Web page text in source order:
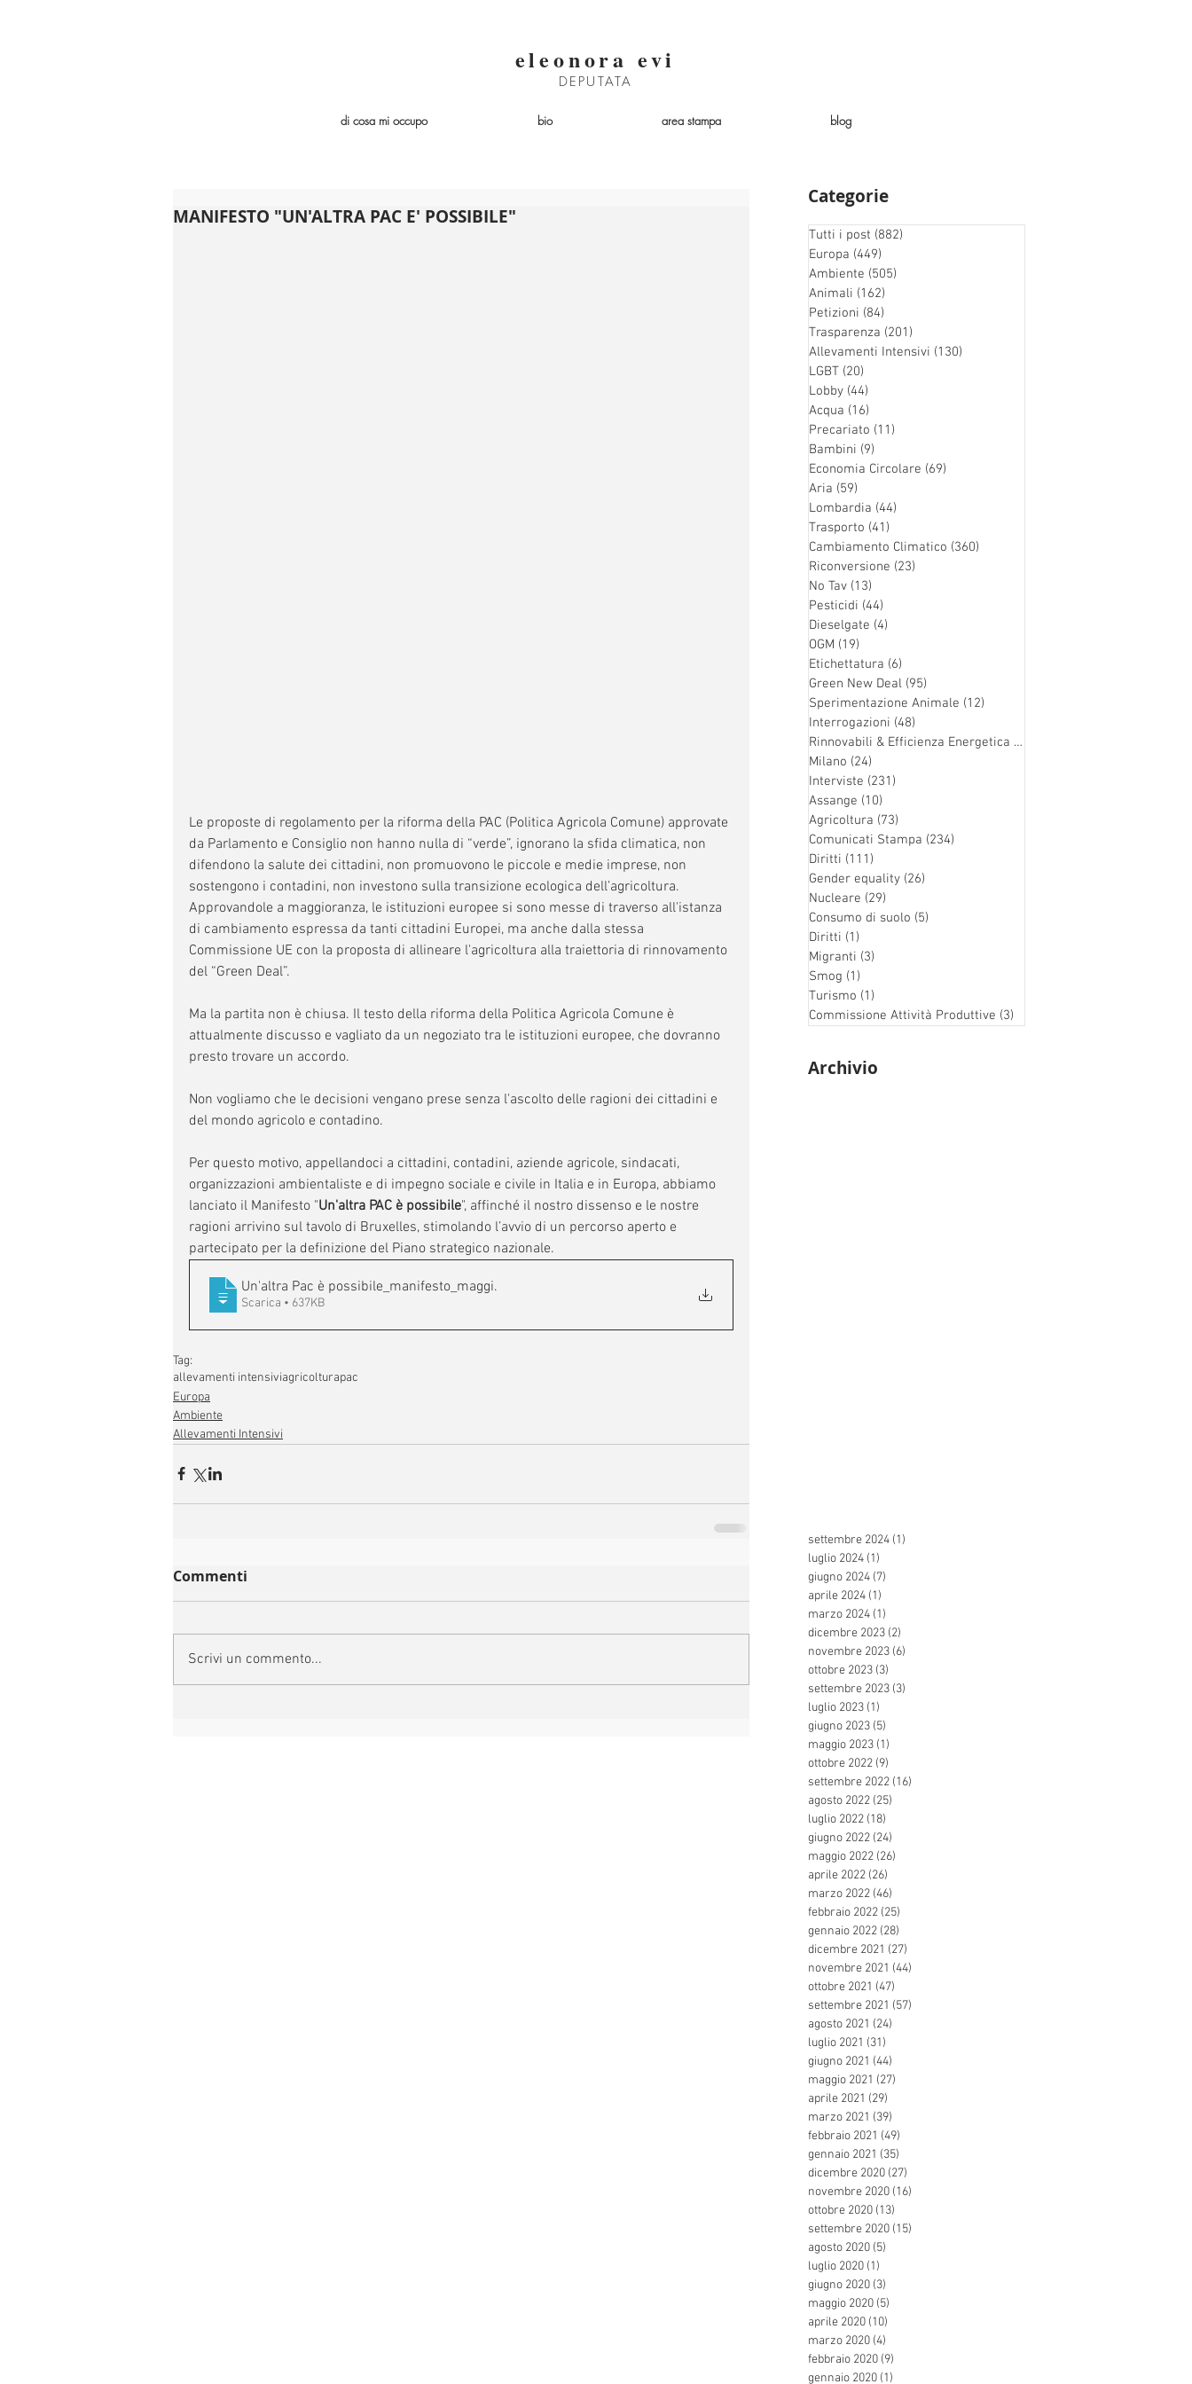
eleonora evi
DEPUTATA
di cosa mi occupo bio area stampa blog
MANIFESTO "UN'ALTRA PAC E' POSSIBILE"
Le proposte di regolamento per la riforma della PAC (Politica Agricola Comune) approvate
da Parlamento e Consiglio non hanno nulla di “verde”, ignorano la sfida climatica, non
difendono la salute dei cittadini, non promuovono le piccole e medie imprese, non
sostengono i contadini, non investono sulla transizione ecologica dell’agricoltura.
Approvandole a maggioranza, le istituzioni europee si sono messe di traverso all'istanza
di cambiamento espressa da tanti cittadini Europei, ma anche dalla stessa
Commissione UE con la proposta di allineare l'agricoltura alla traiettoria di rinnovamento
del “Green Deal”.
Ma la partita non è chiusa. Il testo della riforma della Politica Agricola Comune è
attualmente discusso e vagliato da un negoziato tra le istituzioni europee, che dovranno
presto trovare un accordo.
Non vogliamo che le decisioni vengano prese senza l'ascolto delle ragioni dei cittadini e
del mondo agricolo e contadino.
Per questo motivo, appellandoci a cittadini, contadini, aziende agricole, sindacati,
organizzazioni ambientaliste e di impegno sociale e civile in Italia e in Europa, abbiamo
lanciato il Manifesto "Un'altra PAC è possibile", affinché il nostro dissenso e le nostre
ragioni arrivino sul tavolo di Bruxelles, stimolando l’avvio di un percorso aperto e
partecipato per la definizione del Piano strategico nazionale.
Un'altra Pac è possibile_manifesto_maggi.
Scarica • 637KB
Tag:
allevamenti intensiviagricolturapac
Europa
Ambiente
Allevamenti Intensivi
Commenti
Scrivi un commento...
Categorie
Tutti i post (882)
Europa (449)
Ambiente (505)
Animali (162)
Petizioni (84)
Trasparenza (201)
Allevamenti Intensivi (130)
LGBT (20)
Lobby (44)
Acqua (16)
Precariato (11)
Bambini (9)
Economia Circolare (69)
Aria (59)
Lombardia (44)
Trasporto (41)
Cambiamento Climatico (360)
Riconversione (23)
No Tav (13)
Pesticidi (44)
Dieselgate (4)
OGM (19)
Etichettatura (6)
Green New Deal (95)
Sperimentazione Animale (12)
Interrogazioni (48)
Rinnovabili & Efficienza Energetica (126)
Milano (24)
Interviste (231)
Assange (10)
Agricoltura (73)
Comunicati Stampa (234)
Diritti (111)
Gender equality (26)
Nucleare (29)
Consumo di suolo (5)
Diritti (1)
Migranti (3)
Smog (1)
Turismo (1)
Commissione Attività Produttive (3)
Archivio
settembre 2024 (1)
luglio 2024 (1)
giugno 2024 (7)
aprile 2024 (1)
marzo 2024 (1)
dicembre 2023 (2)
novembre 2023 (6)
ottobre 2023 (3)
settembre 2023 (3)
luglio 2023 (1)
giugno 2023 (5)
maggio 2023 (1)
ottobre 2022 (9)
settembre 2022 (16)
agosto 2022 (25)
luglio 2022 (18)
giugno 2022 (24)
maggio 2022 (26)
aprile 2022 (26)
marzo 2022 (46)
febbraio 2022 (25)
gennaio 2022 (28)
dicembre 2021 (27)
novembre 2021 (44)
ottobre 2021 (47)
settembre 2021 (57)
agosto 2021 (24)
luglio 2021 (31)
giugno 2021 (44)
maggio 2021 (27)
aprile 2021 (29)
marzo 2021 (39)
febbraio 2021 (49)
gennaio 2021 (35)
dicembre 2020 (27)
novembre 2020 (16)
ottobre 2020 (13)
settembre 2020 (15)
agosto 2020 (5)
luglio 2020 (1)
giugno 2020 (3)
maggio 2020 (5)
aprile 2020 (10)
marzo 2020 (4)
febbraio 2020 (9)
gennaio 2020 (1)